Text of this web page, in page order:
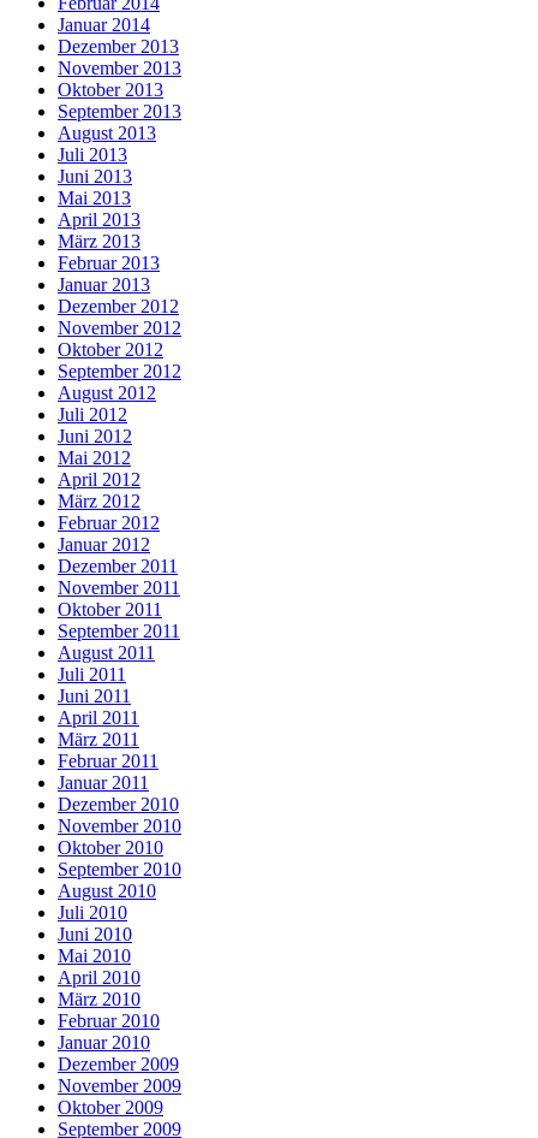
Januar 2014
Dezember 2013
November 2013
Oktober 2013
September 2013
August 2013
Juli 2013
Juni 2013
Mai 2013
April 2013
März 2013
Februar 2013
Januar 2013
Dezember 2012
November 2012
Oktober 2012
September 2012
August 2012
Juli 2012
Juni 2012
Mai 2012
April 2012
März 2012
Februar 2012
Januar 2012
Dezember 2011
November 2011
Oktober 2011
September 2011
August 2011
Juli 2011
Juni 2011
April 2011
März 2011
Februar 2011
Januar 2011
Dezember 2010
November 2010
Oktober 2010
September 2010
August 2010
Juli 2010
Juni 2010
Mai 2010
April 2010
März 2010
Februar 2010
Januar 2010
Dezember 2009
November 2009
Oktober 2009
September 2009